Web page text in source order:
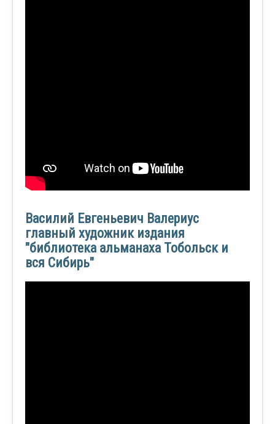
Василий Евгеньевич Валериус
главный художник издания
"библиотека альманаха Тобольск и
вся Сибирь"